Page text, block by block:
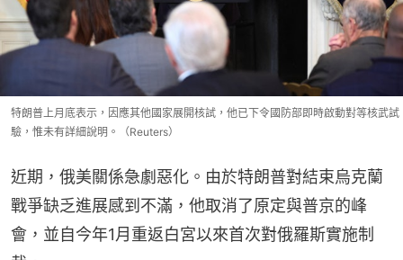
特朗普上月底表示，因應其他國家展開核試，他已下令國防部即時啟動對等核武試
驗，惟未有詳細說明。（Reuters）
近期，俄美關係急劇惡化。由於特朗普對結束烏克蘭
戰爭缺乏進展感到不滿，他取消了原定與普京的峰
會，並自今年1月重返白宮以來首次對俄羅斯實施制